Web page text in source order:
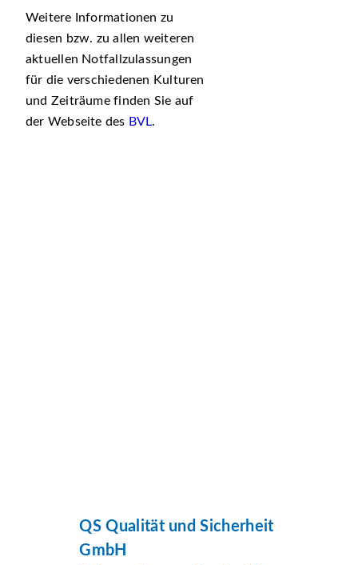
Weitere Informationen zu
diesen bzw. zu allen weiteren
aktuellen Notfallzulassungen
für die verschiedenen Kulturen
und Zeiträume finden Sie auf
der Webseite des BVL.
QS Qualität und Sicherheit
GmbH